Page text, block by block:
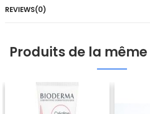
REVIEWS(0)
Produits de la